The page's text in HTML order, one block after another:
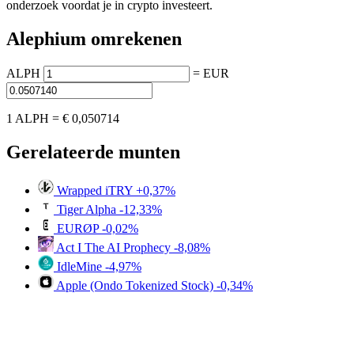
onderzoek voordat je in crypto investeert.
Alephium omrekenen
ALPH = EUR
1 ALPH = € 0,050714
Gerelateerde munten
Wrapped iTRY +0,37%
Tiger Alpha -12,33%
EURØP -0,02%
Act I The AI Prophecy -8,08%
IdleMine -4,97%
Apple (Ondo Tokenized Stock) -0,34%